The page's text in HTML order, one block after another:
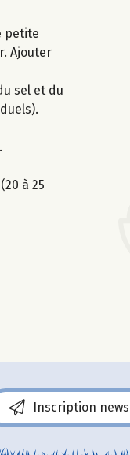
petite
Ajouter
sel et du
à 25
Inscription